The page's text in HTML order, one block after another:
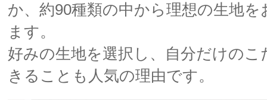
か、約90種類の中から理想の生地
ます。
好みの生地を選択し、自分だけのこ
きることも人気の理由です。